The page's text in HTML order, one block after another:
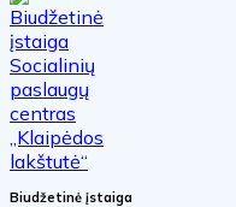
Biudžetinė įstaiga